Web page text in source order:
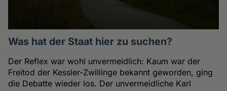
Was hat der Staat hier zu suchen?
Der Reflex war wohl unvermeidlich: Kaum war der
Freitod der Kessler-Zwillinge bekannt geworden, ging
die Debatte wieder los. Der unvermeidliche Karl